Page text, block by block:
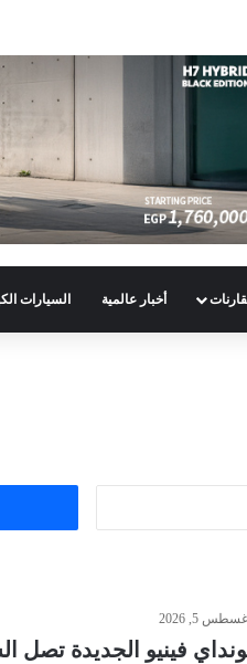
أخبار عالمية السيارات
أغسطس 5, 2026
فينيو الجديدة تصل